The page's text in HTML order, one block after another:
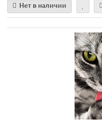
Нет в наличии